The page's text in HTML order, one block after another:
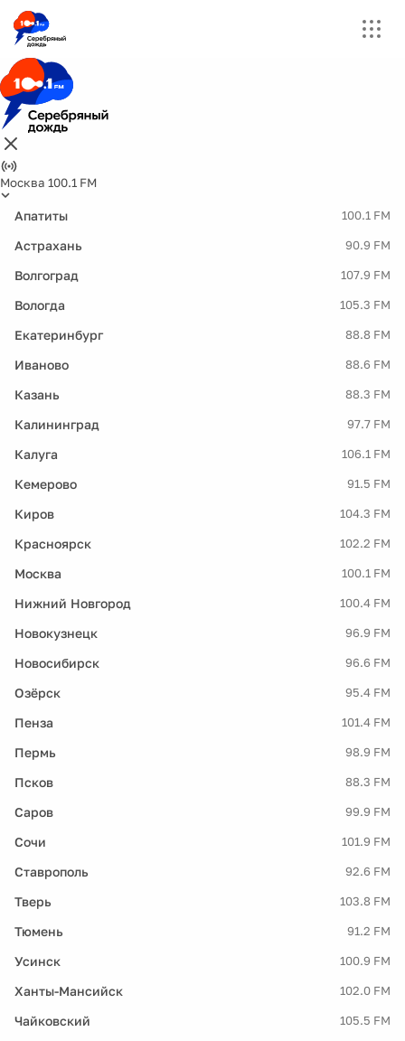
Москва 100.1 FM
Апатиты 100.1 FM
Астрахань 90.9 FM
Волгоград 107.9 FM
Вологда 105.3 FM
Екатеринбург 88.8 FM
Иваново 88.6 FM
Казань 88.3 FM
Калининград 97.7 FM
Калуга 106.1 FM
Кемерово 91.5 FM
Киров 104.3 FM
Красноярск 102.2 FM
Москва 100.1 FM
Нижний Новгород 100.4 FM
Новокузнецк 96.9 FM
Новосибирск 96.6 FM
Озёрск 95.4 FM
Пенза 101.4 FM
Пермь 98.9 FM
Псков 88.3 FM
Саров 99.9 FM
Сочи 101.9 FM
Ставрополь 92.6 FM
Тверь 103.8 FM
Тюмень 91.2 FM
Усинск 100.9 FM
Ханты-Мансийск 102.0 FM
Чайковский 105.5 FM